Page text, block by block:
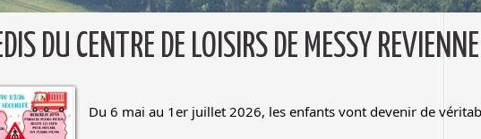
DU CENTRE DE LOISIRS DE MESSY
Du 6 mai au 1er juillet 2026, les enfants vont devenir de